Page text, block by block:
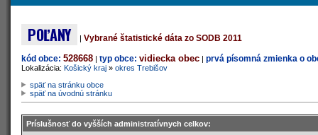
POĽANY | Vybrané štatistické dáta zo SODB 2011
kód obce: 528668 | typ obce: vidiecka obec | prvá písomná zmienka o
Lokalizácia: Košický kraj » okres Trebišov
späť na stránku obce
späť na úvodnú stránku
Príslušnosť do vyšších administratívnych celkov: